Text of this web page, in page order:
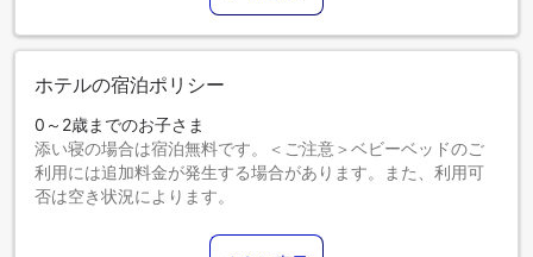
ホテルの宿泊ポリシー
0～2歳までのお子さま
添い寝の場合は宿泊無料です。＜ご注意＞ベビーベッドのご
利用には追加料金が発生する場合があります。また、利用可
否は空き状況によります。
添い寝の場合は宿泊無料です。